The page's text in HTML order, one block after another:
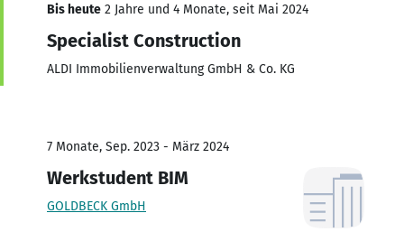
Bis heute 2 Jahre und 4 Monate, seit Mai 2024
Specialist Construction
ALDI Immobilienverwaltung GmbH & Co. KG
7 Monate, Sep. 2023 - März 2024
Werkstudent BIM
GOLDBECK GmbH